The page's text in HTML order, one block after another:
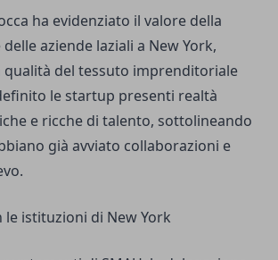
ha evidenziato il valore della
aziende laziali a New York,
qualità del tessuto imprenditoriale
le startup presenti realtà
e ricche di talento, sottolineando
già avviato collaborazioni e
le istituzioni di New York